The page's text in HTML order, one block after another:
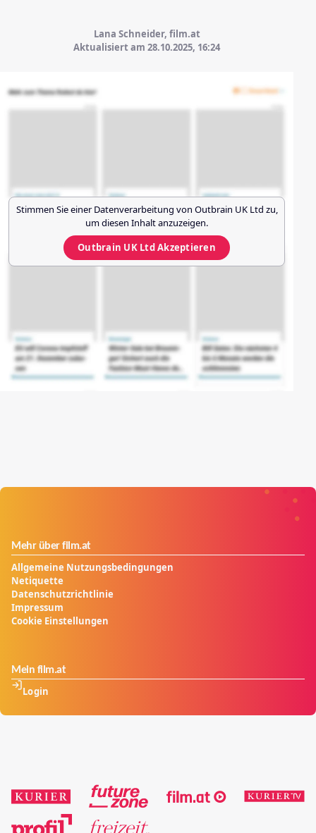
Lana Schneider, film.at
Aktualisiert am 28.10.2025, 16:24
Stimmen Sie einer Datenverarbeitung von Outbrain UK Ltd zu,
um diesen Inhalt anzuzeigen.
Outbrain UK LtdAkzeptieren
Mehr über film.at
Allgemeine Nutzungsbedingungen
Netiquette
Datenschutzrichtlinie
Impressum
Cookie Einstellungen
Mein film.at
Login